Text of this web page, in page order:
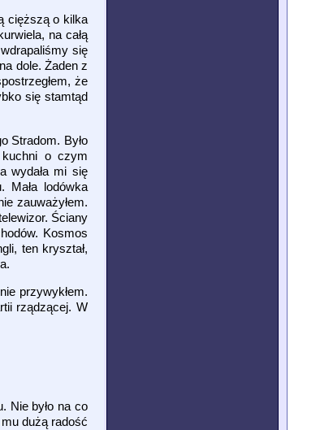
cięższą o kilka
na całą
się
dole. Żaden z
że
się stamtąd
Stradom. Było
kuchni o czym
wydała mi się
Mała lodówka
zauważyłem.
Ściany
Kosmos
ten kryształ,
przywykłem.
rządzącej. W
Nie było na co
dużą radość